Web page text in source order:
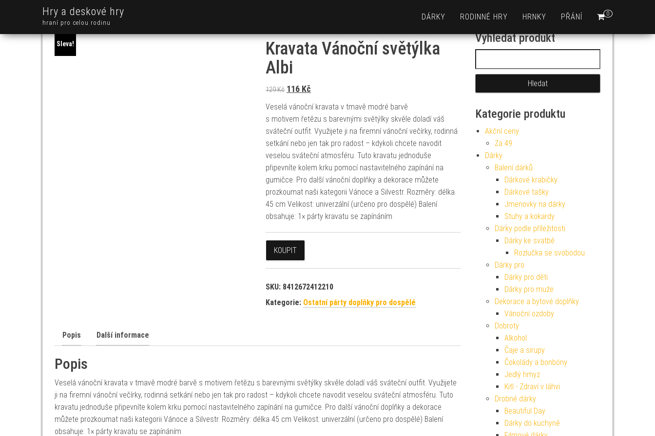
Hry a deskové hry
hraní pro celou rodinu
0
DÁRKY RODINNÉ HRY HRNKY PŘÁNÍ
Sleva!
Kravata Vánoční světýlka
Albi
129Kč Původní cena byla: 129 Kč.
116 KčAktuální cena je: 116 Kč.
Veselá vánoční kravata v tmavě modré barvě
s motivem řetězu s barevnými světýlky skvěle doladí váš
sváteční outfit. Využijete ji na firemní vánoční večírky, rodinná
setkání nebo jen tak pro radost – kdykoli chcete navodit
veselou sváteční atmosféru. Tuto kravatu jednoduše
připevníte kolem krku pomocí nastavitelného zapínání na
gumičce. Pro další vánoční doplňky a dekorace můžete
prozkoumat naši kategorii Vánoce a Silvestr. Rozměry: délka
45 cm Velikost: univerzální (určeno pro dospělé) Balení
obsahuje: 1× párty kravatu se zapínáním
KOUPIT
SKU: 8412672412210
Kategorie: Ostatní párty doplňky pro dospělé
Popis Další informace
Popis
Veselá vánoční kravata v tmavě modré barvě s motivem řetězu s barevnými světýlky skvěle doladí váš sváteční outfit. Využijete
ji na firemní vánoční večírky, rodinná setkání nebo jen tak pro radost – kdykoli chcete navodit veselou sváteční atmosféru. Tuto
kravatu jednoduše připevníte kolem krku pomocí nastavitelného zapínání na gumičce. Pro další vánoční doplňky a dekorace
můžete prozkoumat naši kategorii Vánoce a Silvestr. Rozměry: délka 45 cm Velikost: univerzální (určeno pro dospělé) Balení
obsahuje: 1× párty kravatu se zapínáním
Vyhledat produkt
Kategorie produktu
Akční ceny
Za 49
Dárky
Balení dárků
Dárkové krabičky
Dárkové tašky
Jmenovky na dárky
Stuhy a kokardy
Dárky podle příležitosti
Dárky ke svatbě
Rozlučka se svobodou
Dárky pro
Dárky pro děti
Dárky pro muže
Dekorace a bytové doplňky
Vánoční ozdoby
Dobroty
Alkohol
Čaje a sirupy
Čokolády a bonbóny
Jedlý hmyz
Kitl - Zdraví v láhvi
Drobné dárky
Beautiful Day
Dárky do kuchyně